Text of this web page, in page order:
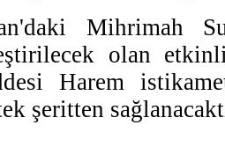
Mihrimah
olan
Harem
şeritten